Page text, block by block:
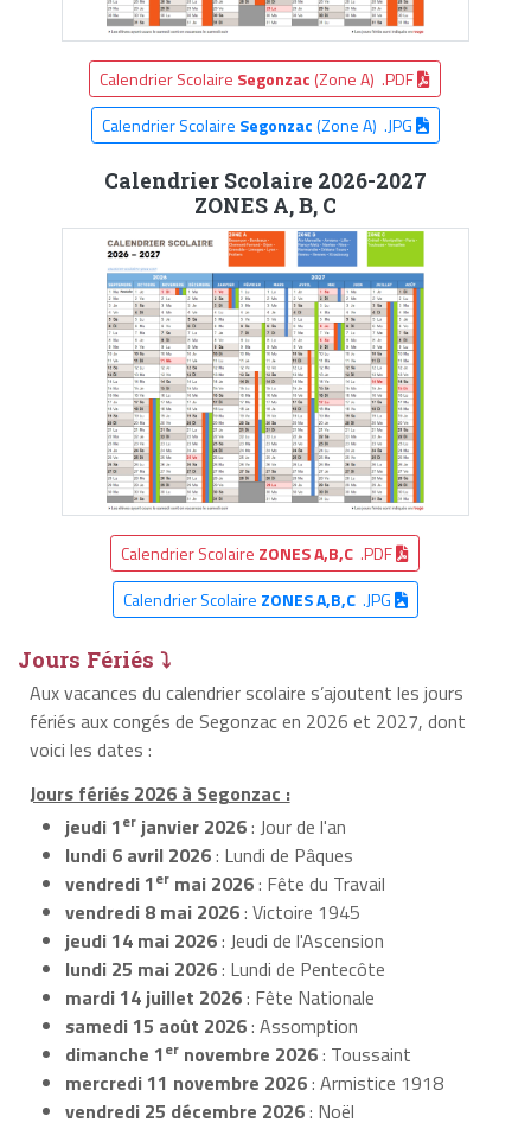
Calendrier Scolaire Segonzac (Zone A) .PDF
Calendrier Scolaire Segonzac(Zone A) .JPG
Calendrier Scolaire 2026-2027
ZONES A, B, C
Calendrier Scolaire ZONES A,B,C .PDF
Calendrier Scolaire ZONES A,B,C.JPG
Jours Fériés ⤵
Aux vacances du calendrier scolaire s’ajoutent les jours
fériés aux congés de Segonzac en 2026 et 2027, dont
voici les dates :
Jours fériés 2026 à Segonzac :
jeudi 1er janvier 2026: Jour de l'an
lundi 6 avril 2026: Lundi de Pâques
vendredi 1er mai 2026: Fête du Travail
vendredi 8 mai 2026: Victoire 1945
jeudi 14 mai 2026: Jeudi de l'Ascension
lundi 25 mai 2026: Lundi de Pentecôte
mardi 14 juillet 2026: Fête Nationale
samedi 15 août 2026: Assomption
dimanche 1er novembre 2026: Toussaint
mercredi 11 novembre 2026: Armistice 1918
vendredi 25 décembre 2026: Noël